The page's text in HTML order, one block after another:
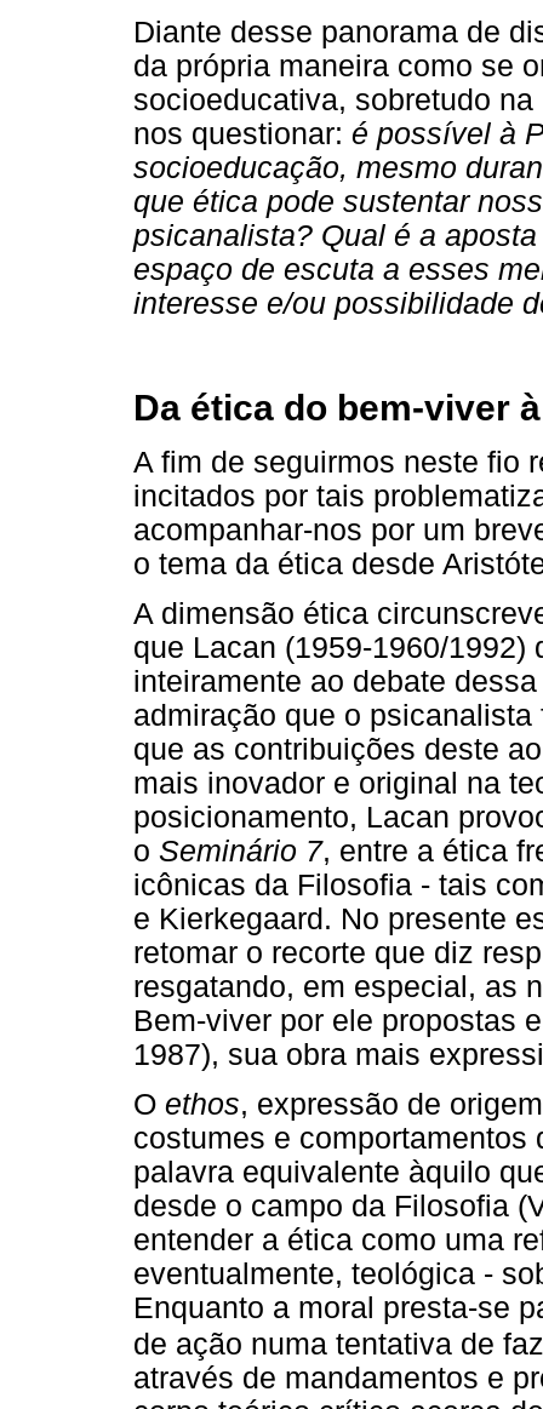
Diante desse panorama de
da própria maneira como se
socioeducativa, sobretudo
nos questionar: é possível à
socioeducação, mesmo
que ética pode sustentar
psicanalista? Qual é a
espaço de escuta a esses
interesse e/ou possibilidade
Da ética do bem-viver
A fim de seguirmos neste fio
incitados por tais
acompanhar-nos por um
o tema da ética desde
A dimensão ética
que Lacan (1959-1960/
inteiramente ao debate
admiração que o
que as contribuições deste
mais inovador e original na
posicionamento, Lacan
o Seminário 7, entre a ética
icônicas da Filosofia - tais
e Kierkegaard. No presente
retomar o recorte que diz
resgatando, em especial, as
Bem-viver por ele propostas
1987), sua obra mais
O ethos, expressão de
costumes e
palavra equivalente àquilo
desde o campo da Filosofia
entender a ética como uma
eventualmente, teológica -
Enquanto a moral presta-se
de ação numa tentativa de
através de mandamentos e